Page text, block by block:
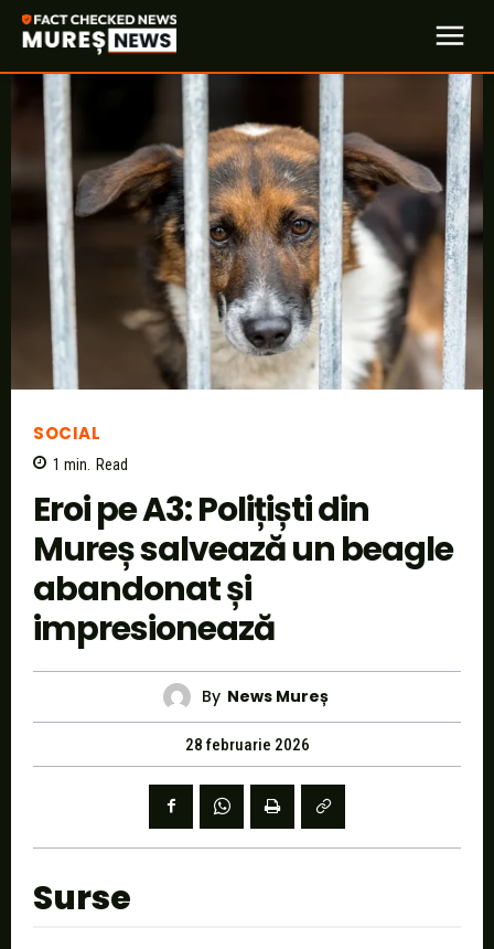
SOCIAL
1 min. Read
Eroi pe A3: Polițiști din
Mureș salvează un beagle
abandonat și
impresionează
By News Mureș
28 februarie 2026
Surse